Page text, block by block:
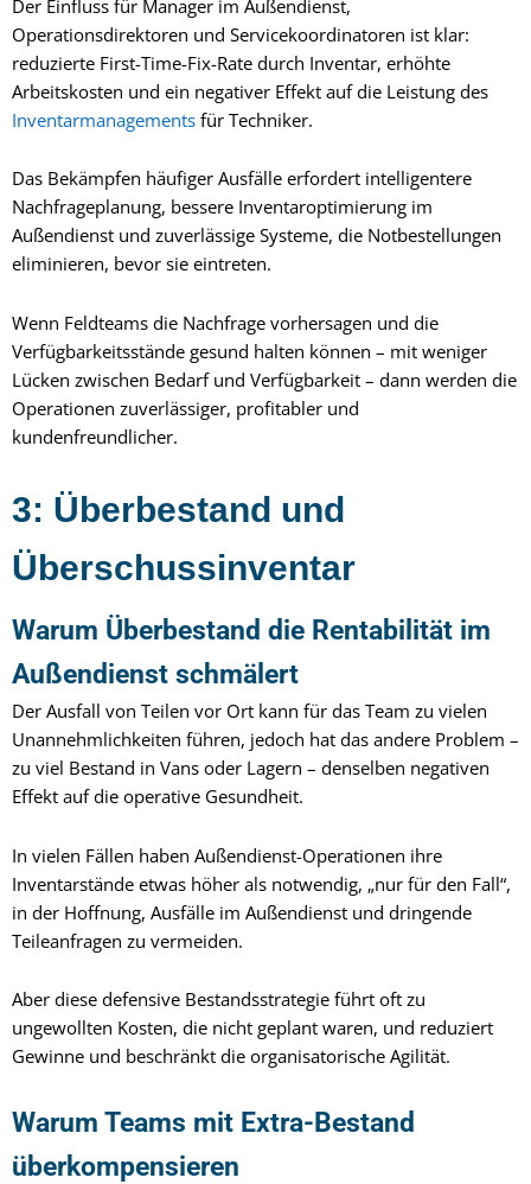
Der Einfluss für Manager im Außendienst,
Operationsdirektoren und Servicekoordinatoren ist klar:
reduzierte First-Time-Fix-Rate durch Inventar, erhöhte
Arbeitskosten und ein negativer Effekt auf die Leistung des
Inventarmanagements für Techniker.
Das Bekämpfen häufiger Ausfälle erfordert intelligentere
Nachfrageplanung, bessere Inventaroptimierung im
Außendienst und zuverlässige Systeme, die Notbestellungen
eliminieren, bevor sie eintreten.
Wenn Feldteams die Nachfrage vorhersagen und die
Verfügbarkeitsstände gesund halten können – mit weniger
Lücken zwischen Bedarf und Verfügbarkeit – dann werden die
Operationen zuverlässiger, profitabler und
kundenfreundlicher.
3: Überbestand und
Überschussinventar
Warum Überbestand die Rentabilität im
Außendienst schmälert
Der Ausfall von Teilen vor Ort kann für das Team zu vielen
Unannehmlichkeiten führen, jedoch hat das andere Problem –
zu viel Bestand in Vans oder Lagern – denselben negativen
Effekt auf die operative Gesundheit.
In vielen Fällen haben Außendienst-Operationen ihre
Inventarstände etwas höher als notwendig, „nur für den Fall“,
in der Hoffnung, Ausfälle im Außendienst und dringende
Teileanfragen zu vermeiden.
Aber diese defensive Bestandsstrategie führt oft zu
ungewollten Kosten, die nicht geplant waren, und reduziert
Gewinne und beschränkt die organisatorische Agilität.
Warum Teams mit Extra-Bestand
überkompensieren